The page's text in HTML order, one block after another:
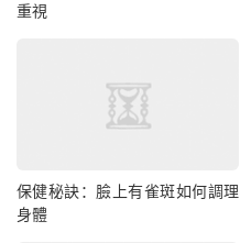
重視
保健秘訣：臉上有雀斑如何調理
身體